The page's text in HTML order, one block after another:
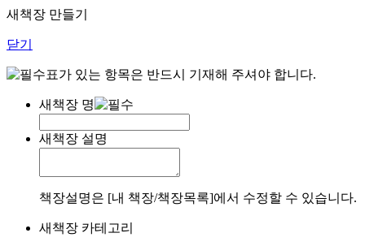
새책장 만들기
닫기
표가 있는 항목은 반드시 기재해 주셔야 합니다.
새책장 명
새책장 설명
책장설명은 [내 책장/책장목록]에서 수정할 수 있습니다.
새책장 카테고리